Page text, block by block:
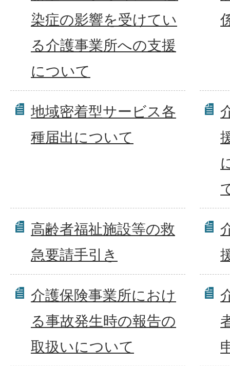
染症の影響を受けてい
る介護事業所への支援
について
地域密着型サービス各
種届出について
高齢者福祉施設等の救
急要請手引き
介護保険事業所におけ
る事故発生時の報告の
取扱いについて